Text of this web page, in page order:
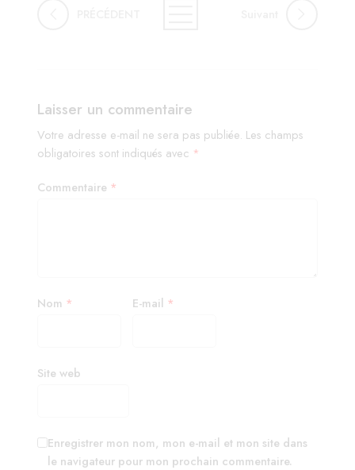
Laisser un commentaire
Votre adresse e-mail ne sera pas publiée. Les champs
obligatoires sont indiqués avec *
Commentaire *
Nom * E-mail *
Site web
Enregistrer mon nom, mon e-mail et mon site dans
le navigateur pour mon prochain commentaire.